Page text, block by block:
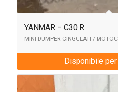
YANMAR – C30 R
MINI DUMPER CINGOLATI /
Disponibile